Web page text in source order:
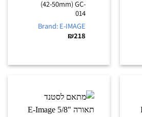
(42-50mm) GC-
014
Brand: E-IMAGE
₪218